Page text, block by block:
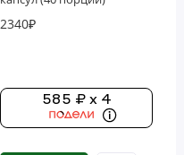
2340₽
585 ₽ x 4